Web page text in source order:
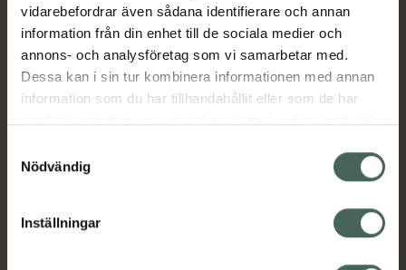
vidarebefordrar även sådana identifierare och annan
information från din enhet till de sociala medier och
annons- och analysföretag som vi samarbetar med.
Dessa kan i sin tur kombinera informationen med annan
information som du har tillhandahållit eller som de har
återkalla ditt samtycke via webbplatsens
cookieinställningar. Ett återkallat samtycke påverkar inte
lagligheten av behandling som skett innan återkallelsen.
Nödvändig
Inställningar
Läs alltid bipacksedeln innan
användning.
EAN:07319900829745
Visa